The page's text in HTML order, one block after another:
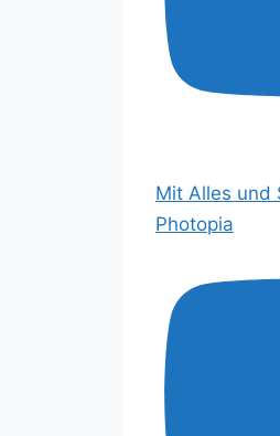
Mit Alles und
Photopia